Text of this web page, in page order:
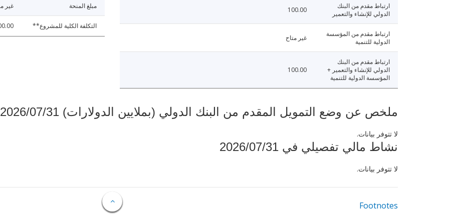
ارتباط مقدم من البنك
الدولي للإنشاء والتعمير
100.00
ارتباط مقدم من المؤسسة
الدولية للتنمية
غير متاح
ارتباط مقدم من البنك
الدولي للإنشاء والتعمير +
المؤسسة الدولية للتنمية
100.00
مبلغ المنحة غير
التكلفة الكلية للمشروع**
ملخص عن وضع التمويل المقدم من البنك الدولي (بملايين الدولارات) 2026/07/31
لا تتوفر بيانات.
نشاط مالي تفصيلي في 2026/07/31
لا تتوفر بيانات.
Footnotes